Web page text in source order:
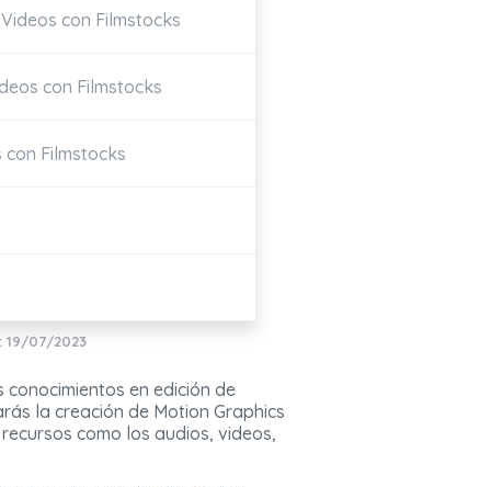
con Filmstocks
con Filmstocks
con Filmstocks
19/07/2023
conocimientos en edición de
la creación de Motion Graphics
como los audios, videos,